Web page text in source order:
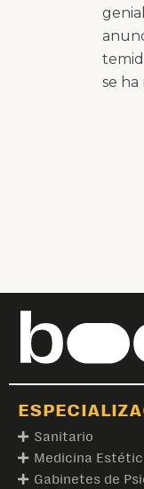
se ha
Sanitario
Medicina
Gabinetes de